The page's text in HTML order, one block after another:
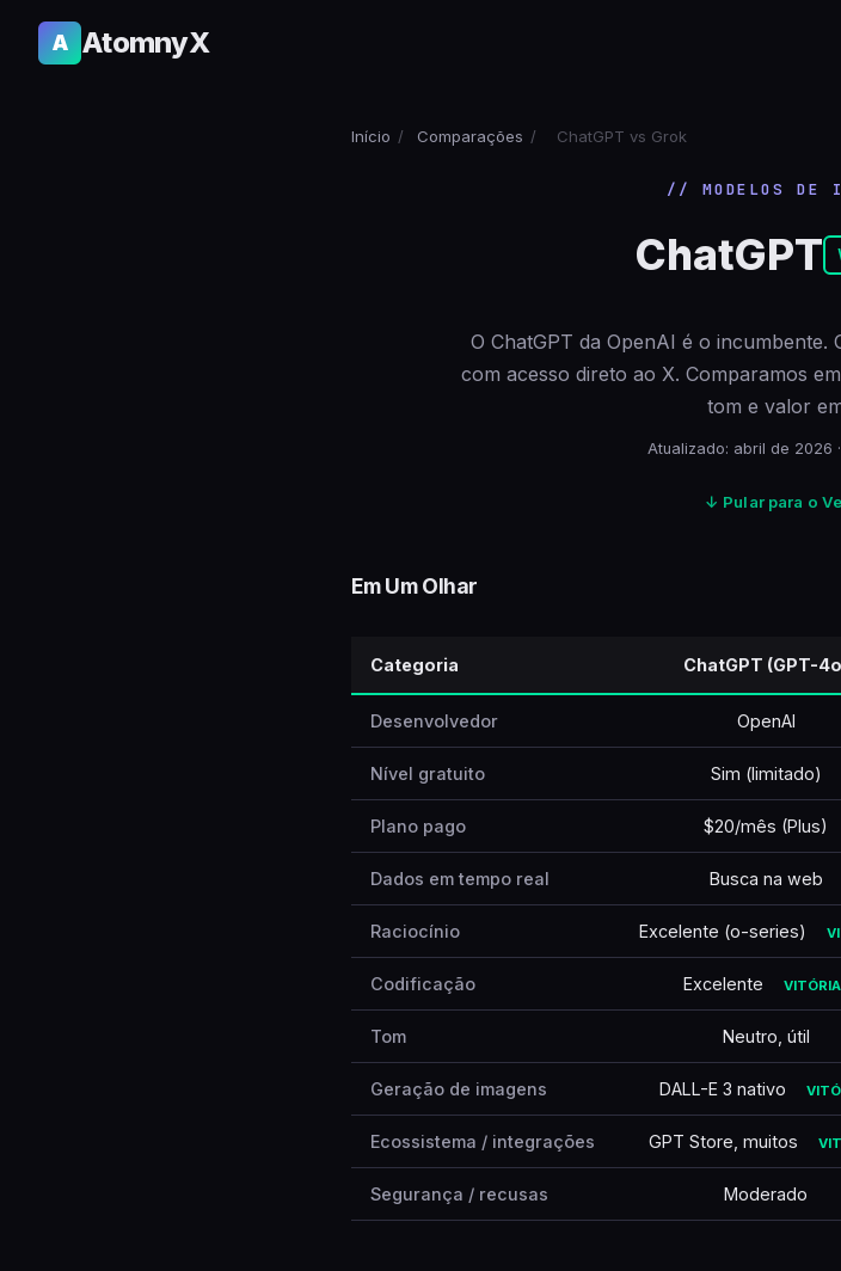
A AtomnyX
Início / Comparações / ChatGPT vs Grok
// MODELOS DE
ChatGPT
O ChatGPT da OpenAI é o incumbente.
com acesso direto ao X. Comparamos
tom e valor
Atualizado: abril de 2026
↓ Pular para o
Em Um Olhar
Categoria ChatGPT (GPT-
Desenvolvedor OpenAI
Nível gratuito Sim (limitado)
Plano pago $20/mês (Plus)
Dados em tempo real Busca na web
Raciocínio Excelente (o-series)
Codificação Excelente VITÓRIA
Tom Neutro, útil
Geração de imagens DALL-E 3 nativo
Ecossistema / integrações GPT Store, muitos
Segurança / recusas Moderado